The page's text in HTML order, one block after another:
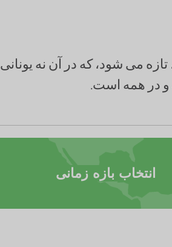
می شود، که در آن نه یونانی
و در همه است.
انتخاب بازه زمانی